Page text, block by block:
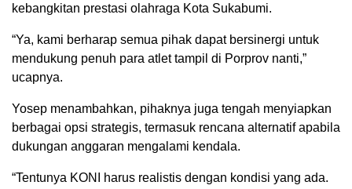
kebangkitan prestasi olahraga Kota Sukabumi.
“Ya, kami berharap semua pihak dapat bersinergi untuk
mendukung penuh para atlet tampil di Porprov nanti,”
ucapnya.
Yosep menambahkan, pihaknya juga tengah menyiapkan
berbagai opsi strategis, termasuk rencana alternatif apabila
dukungan anggaran mengalami kendala.
“Tentunya KONI harus realistis dengan kondisi yang ada.